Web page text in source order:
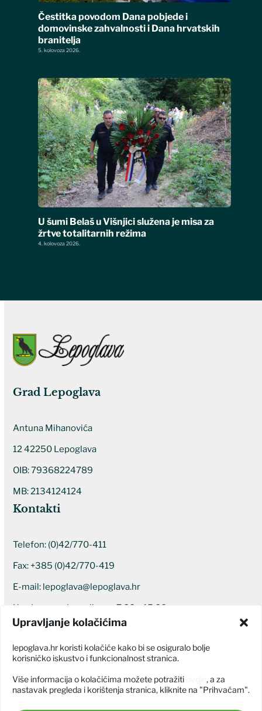
Upravljanje kolačićima
lepoglava.hr koristi kolačiće kako bi se osiguralo bolje
korisničko iskustvo i funkcionalnost stranica.
Više informacija o kolačićima možete potražiti
, a za
nastavak pregleda i korištenja stranica, kliknite na "Prihvaćam".
Čestitka povodom Dana pobjede i
domovinske zahvalnosti i Dana hrvatskih
branitelja
5. kolovoza 2026.
U šumi Belaš u Višnjici služena je misa za
žrtve totalitarnih režima
4. kolovoza 2026.
Grad Lepoglava
Antuna Mihanovića
12 42250 Lepoglava
OIB: 79368224789
MB: 2134124124
Kontakti
Telefon: (0)42/770-411
Fax: +385 (0)42/770-419
E-mail: lepoglava@lepoglava.hr
Uredovno radno vrijeme: 7:00 – 15:00
Ostali kontakti